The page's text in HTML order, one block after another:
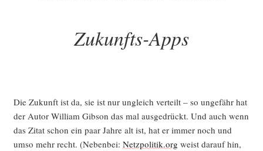
Zukunfts-Apps
Die Zukunft ist da, sie ist nur ungleich ver­teilt – so unge­fähr hat
der Autor Wil­liam Gib­son das mal aus­ge­drückt. Und auch wenn
das Zitat schon ein paar Jah­re alt ist, hat er immer noch und
umso mehr recht. (Neben­bei: Netzpolitik.org weist dar­auf hin,